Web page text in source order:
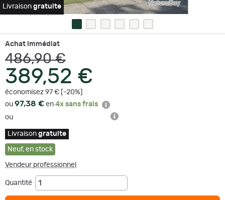
Livraison gratuite
Achat immédiat
486,90 €
389,52 €
économisez 97 € [-20%]
ou 97,38 € en 4x sans frais
ou
Livraison gratuite
Neuf, en stock
Vendeur professionnel
Quantité